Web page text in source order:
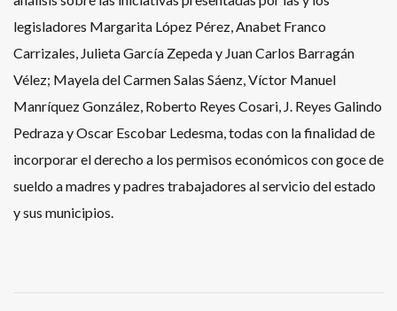
legisladores Margarita López Pérez, Anabet Franco
Carrizales, Julieta García Zepeda y Juan Carlos Barragán
Vélez; Mayela del Carmen Salas Sáenz, Víctor Manuel
Manríquez González, Roberto Reyes Cosari, J. Reyes Galindo
Pedraza y Oscar Escobar Ledesma, todas con la finalidad de
incorporar el derecho a los permisos económicos con goce de
sueldo a madres y padres trabajadores al servicio del estado
y sus municipios.